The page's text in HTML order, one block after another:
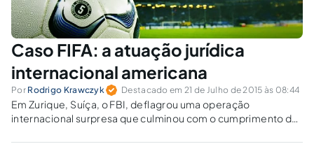
Caso FIFA: a atuação jurídica
internacional americana
Por Rodrigo Krawczyk Destacado em 21 de Julho de 2015 às 08:44
Em Zurique, Suíça, o FBI, deflagrou uma operação
internacional surpresa que culminou com o cumprimento de
Justiça dos Estados Unidos. No Brasil, medidas de